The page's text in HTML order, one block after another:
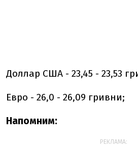
Доллар США - 23,45 - 23,53
Евро - 26,0 - 26,09 гривни;
Напомним:
РЕКЛАМА: